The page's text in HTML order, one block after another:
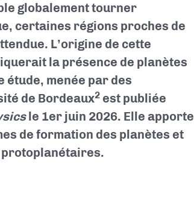
globalement tourner
certaines régions proches de
L’origine de cette
la présence de planètes
étude, menée par des
de Bordeaux2est publiée
le 1er juin 2026. Elle apporte
de formation des planètes et
protoplanétaires.